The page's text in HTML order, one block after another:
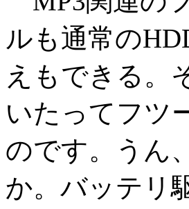
ルも通常の
えもできる。
いたってフツ
のです。うん
か。バッテリ